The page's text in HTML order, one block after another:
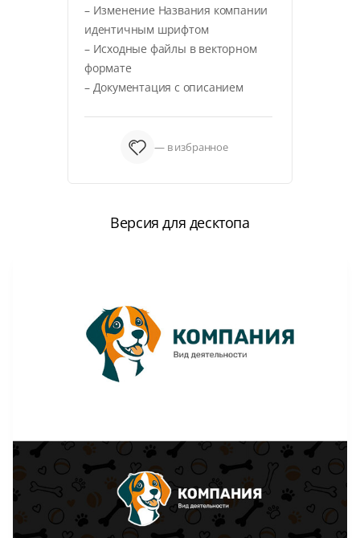
– Изменение Названия компании
идентичным шрифтом
– Исходные файлы в векторном
формате
– Документация с описанием
— в избранное
Версия для десктопа